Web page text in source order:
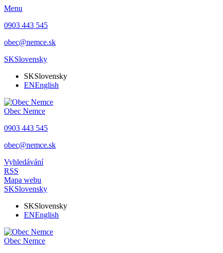
Menu
0903 443 545
obec@nemce.sk
SKSlovensky
SKSlovensky
ENEnglish
Obec Nemce
0903 443 545
obec@nemce.sk
Vyhledávání
RSS
Mapa webu
SKSlovensky
SKSlovensky
ENEnglish
Obec Nemce